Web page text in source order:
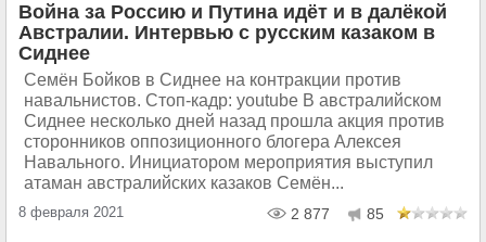
Война за Россию и Путина идёт и в далёкой
Австралии. Интервью с русским казаком в
Сиднее
Семён Бойков в Сиднее на контракции против
навальнистов. Стоп-кадр: youtube В австралийском
Сиднее несколько дней назад прошла акция против
сторонников оппозиционного блогера Алексея
Навального. Инициатором мероприятия выступил
атаман австралийских казаков Семён...
8 февраля 2021 2 877 85